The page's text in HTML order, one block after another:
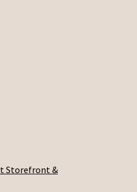
Storefront &